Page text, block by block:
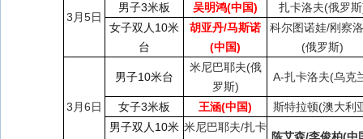
3月5日
男子3米板
吴明鸿(中国)
扎卡洛夫(俄罗
女子双人10米
台
胡亚丹/马斯诺
(中国)
科尔图诺娃/刚察
(俄罗斯)
3月6日
男子10米台
米尼巴耶夫(俄
罗斯)
A-扎卡洛夫(乌克
女子3米板 王涵(中国)
斯特拉顿(澳大利
男子双人10米 米尼巴耶夫/扎卡